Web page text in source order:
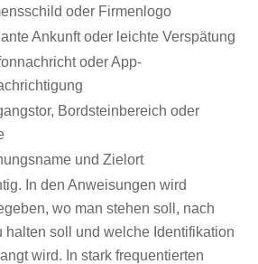
oder Firmenlogo
Ankunft oder leichte Verspätung
oder App-
Bordsteinbereich oder
und Zielort
In den Anweisungen wird
wo man stehen soll, nach
halten soll und welche Identifikation
wird. In stark frequentierten